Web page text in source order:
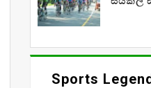
Sports